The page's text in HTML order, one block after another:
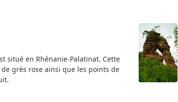
situé en Rhénanie-Palatinat. Cette
grès rose ainsi que les points de